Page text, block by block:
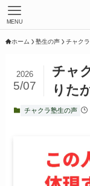
MENU
ホーム 塾生の声 チャク
チャ
りた
2026
5/07
チャクラ塾生の声